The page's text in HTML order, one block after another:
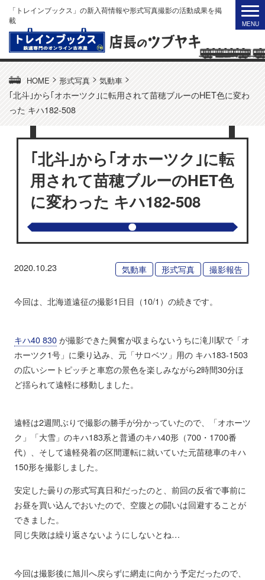
「トレインブックス」の新入荷情報や形式写真撮影の活動成果を掲
載
HOME > 形式写真 > 気動車 >
｢北斗｣から｢オホーツク｣に転用されて苗穂ブルーのHET色に変わ
った キハ182-508
｢北斗｣から｢オホーツク｣に転
用されて苗穂ブルーのHET色
に変わった キハ182-508
2020.10.23 気動車 形式写真 撮影報告
今回は、北海道遠征の撮影1日目（10/1）の続きです。
キハ40 830が撮影できた興奮が収まらないうちに滝川駅で「オ
ホーツク1号」に乗り込み、元「サロベツ」用の キハ183-1503
の広いシートピッチと車窓の景色を楽しみながら2時間30分ほ
ど揺られて遠軽に移動しました。
遠軽は2週間ぶりで撮影の勝手が分かっていたので、「オホーツ
ク」「大雪」のキハ183系と普通のキハ40形（700・1700番
代）、そして遠軽発着の区間運転に就いていた元苗穂車のキハ
150形を撮影しました。
安定した曇りの形式写真日和だったのと、前回の反省で事前に
お昼を買い込んでおいたので、空腹との闘いは回避することが
できました。
同じ失敗は繰り返さないようにしないとね…
今回は撮影後に旭川へ戻らずに網走に向かう予定だったので、